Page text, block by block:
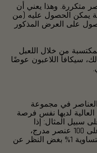
متكررة. وهذا يعني أن
يمكن الحصول عليه (من
على العرض المذكور
من خلال اللعبل
سيكافأ اللاعبون عوضًا
في مجموعة
العالية لديها نفس فرصة
سبيل المثال: إذا
حصلت على صندوق فعالية يحتوي على 100 عنصر مدرج،
فسيكون لكل عنصر فرصة بنسبة متساوية 1% بغض النظر عن